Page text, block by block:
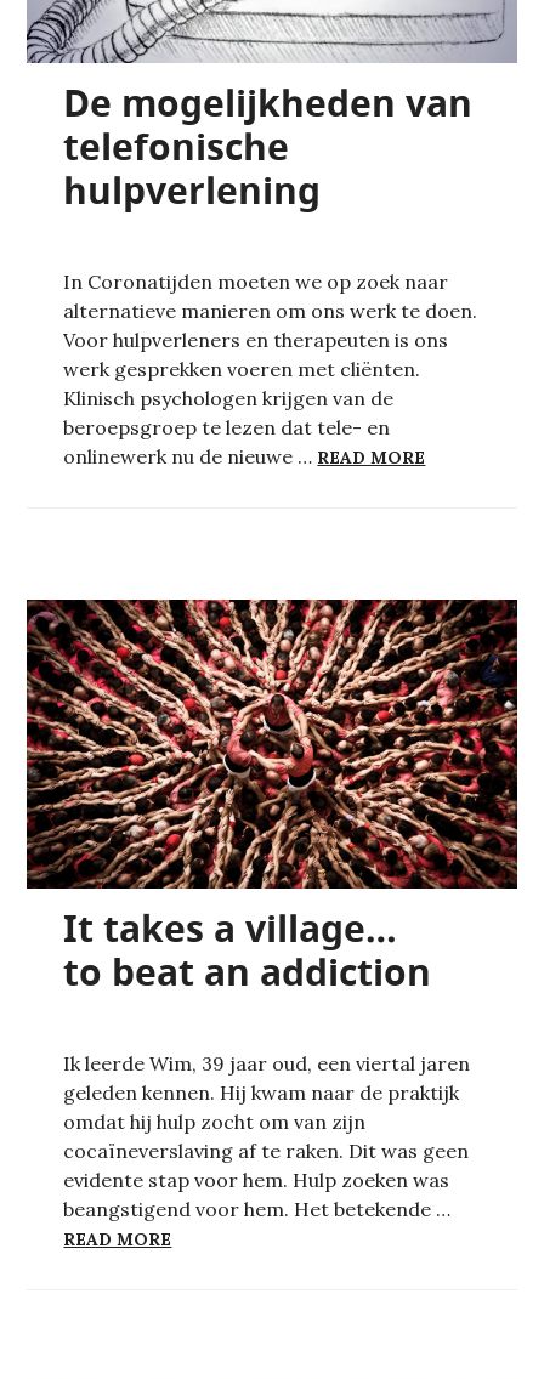
De mogelijkheden van
telefonische
hulpverlening
In Coronatijden moeten we op zoek naar
alternatieve manieren om ons werk te doen.
Voor hulpverleners en therapeuten is ons
werk gesprekken voeren met cliënten.
Klinisch psychologen krijgen van de
beroepsgroep te lezen dat tele- en
onlinewerk nu de nieuwe … READ MORE
It takes a village…
to beat an addiction
Ik leerde Wim, 39 jaar oud, een viertal jaren
geleden kennen. Hij kwam naar de praktijk
omdat hij hulp zocht om van zijn
cocaïneverslaving af te raken. Dit was geen
evidente stap voor hem. Hulp zoeken was
beangstigend voor hem. Het betekende …
READ MORE